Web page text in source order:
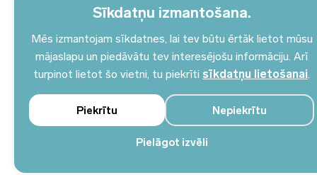
Sīkdatņu izmantošana.
Mēs izmantojam sīkdatnes, lai tev būtu ērtāk lietot mūsu
mājaslapu un piedāvātu tev interesējošu informāciju. Arī
turpinot lietot šo vietni, tu piekrīti sīkdatņu lietošanai.
Pielāgot izvēli
Nepiekrītu
Piekrītu